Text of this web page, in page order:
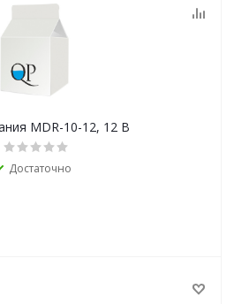
MDR-10-12, 12 В
Достаточно